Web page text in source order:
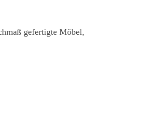
gefertigte Möbel,